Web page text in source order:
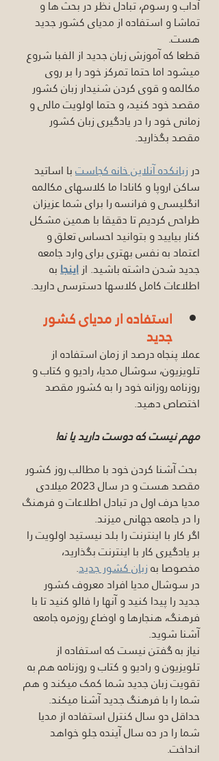
آداب و رسوم، تبادل نظر در بحث ها و
تماشا و استفاده از مدیای کشور جدید
هست.
قطعا که آموزش زبان جدید از الفبا شروع
میشود اما حتما تمرکز خود را بر روی
مکالمه و قوی کردن شنیدار زبان کشور
مقصد خود کنید، و حتما اولویت مالی و
زمانی خود را در یادگیری زبان کشور
مقصد بگذارید.
در زبانکده آنلاین خانه کجاست با اساتید
ساکن اروپا و کانادا ما کلاسهای مکالمه
انگلیسی و فرانسه را برای شما عزیزان
طراحی کردیم تا دقیقا با همین مشکل
کنار بیایید و بتوانید احساس تعلق و
اعتماد به نفس بهتری برای وارد جامعه
جدید شدن داشته باشید. از اینجا به
اطلاعات کامل کلاسها دسترسی دارید.
استفاده ار مدیای کشور
جدید
عملا پنجاه درصد از زمان استفاده از
تلویزیون، سوشال مدیا، رادیو و کتاب و
روزنامه روزانه خود را به کشور مقصد
اختصاص دهید.
مهم نیست که دوست دارید یا نه!
بحث آشنا کردن خود با مطالب روز کشور
مقصد هست و در سال 2023 میلادی
مدیا حرف اول در تبادل اطلاعات و فرهنگ
را در جامعه جهانی میزند.
اگر کار با اینترنت را بلد نیستید اولویت را
بر یادگیری کار با اینترنت بگذارید،
مخصوصا به زبان کشور جدید.
در سوشال مدیا افراد معروف کشور
جدید را پیدا کنید و آنها را فالو کنید تا با
فرهنگ، هنجارها و اوضاع روزمره جامعه
آشنا شوید.
نیاز به گفتن نیست که استفاده از
تلویزیون و رادیو و کتاب و روزنامه هم به
تقویت زبان جدید شما کمک میکند و هم
شما را با فرهنگ جدید آشنا میکند.
حداقل دو سال کنترل استفاده از مدیا
شما را در ده سال آینده جلو خواهد
انداخت.